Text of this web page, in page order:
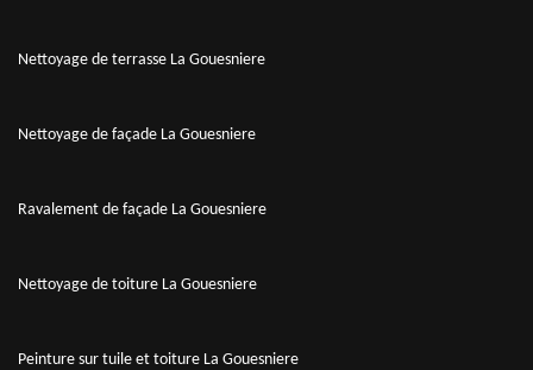
Nettoyage de terrasse La Gouesniere
Nettoyage de façade La Gouesniere
Ravalement de façade La Gouesniere
Nettoyage de toiture La Gouesniere
Peinture sur tuile et toiture La Gouesniere